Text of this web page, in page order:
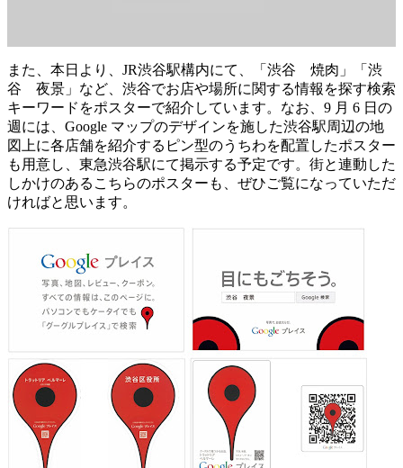
また、本日より、JR渋谷駅構内にて、「渋谷 焼肉」「渋
谷 夜景」など、渋谷でお店や場所に関する情報を探す検索
キーワードをポスターで紹介しています。なお、9 月 6 日の
週には、Google マップのデザインを施した渋谷駅周辺の地
図上に各店舗を紹介するピン型のうちわを配置したポスター
も用意し、東急渋谷駅にて掲示する予定です。街と連動した
しかけのあるこちらのポスターも、ぜひご覧になっていただ
ければと思います。